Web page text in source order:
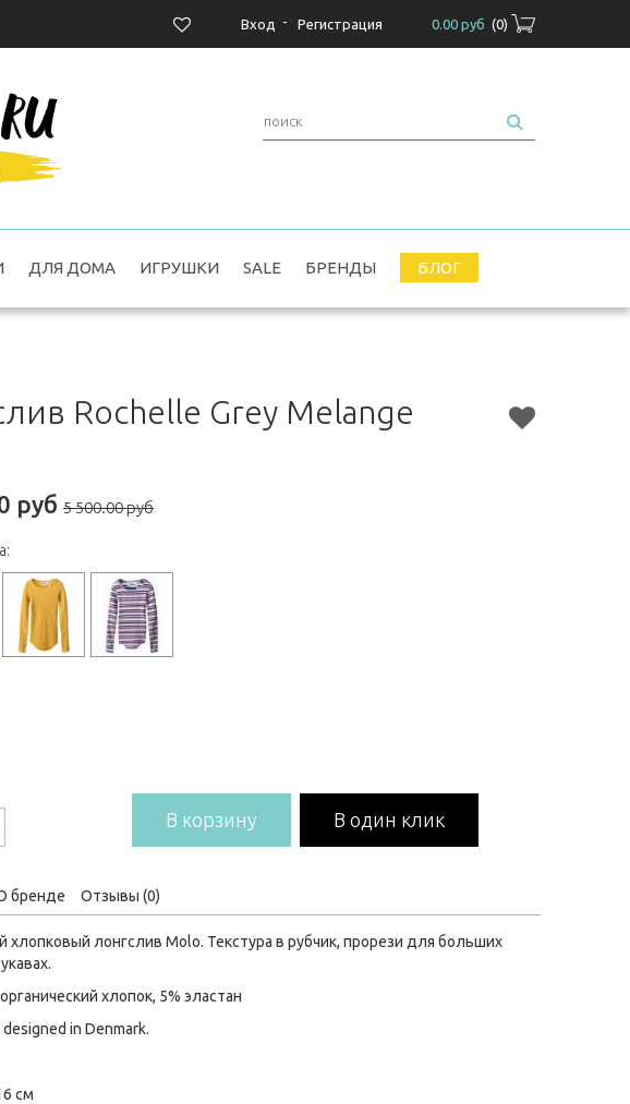
0.00 руб (0)
Вход - Регистрация
ДЛЯ ДОМА ИГРУШКИ SALE БРЕНДЫ БЛОГ
Rochelle Grey Melange
руб 5 500.00 руб
В корзину В один клик
бренде Отзывы (0)
хлопковый лонгслив Molo. Текстура в рубчик, прорези для больших
хлопок, 5% эластан
designed in Denmark.
см